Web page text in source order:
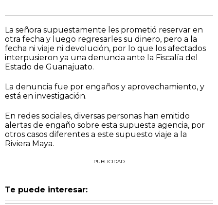
La señora supuestamente les prometió reservar en
otra fecha y luego regresarles su dinero, pero a la
fecha ni viaje ni devolución, por lo que los afectados
interpusieron ya una denuncia ante la Fiscalía del
Estado de Guanajuato.
La denuncia fue por engaños y aprovechamiento, y
está en investigación.
En redes sociales, diversas personas han emitido
alertas de engaño sobre esta supuesta agencia, por
otros casos diferentes a este supuesto viaje a la
Riviera Maya.
PUBLICIDAD
Te puede interesar: